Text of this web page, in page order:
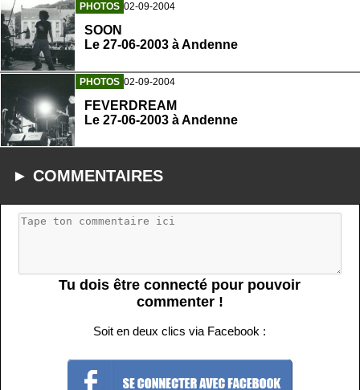
PHOTOS 02-09-2004
SOON
Le 27-06-2003 à Andenne
PHOTOS 02-09-2004
FEVERDREAM
Le 27-06-2003 à Andenne
► COMMENTAIRES
Tu dois être connecté pour pouvoir
commenter !
Soit en deux clics via Facebook :